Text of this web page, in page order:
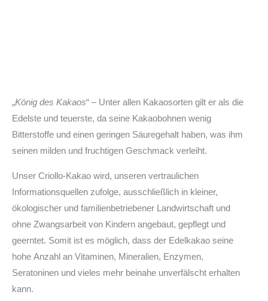
„König des Kakaos“ – Unter allen Kakaosorten gilt er als die
Edelste und teuerste, da seine Kakaobohnen wenig
Bitterstoffe und einen geringen Säuregehalt haben, was ihm
seinen milden und fruchtigen Geschmack verleiht.
Unser Criollo-Kakao wird, unseren vertraulichen
Informationsquellen zufolge, ausschließlich in kleiner,
ökologischer und familienbetriebener Landwirtschaft und
ohne Zwangsarbeit von Kindern angebaut, gepflegt und
geerntet. Somit ist es möglich, dass der Edelkakao seine
hohe Anzahl an Vitaminen, Mineralien, Enzymen,
Seratoninen und vieles mehr beinahe unverfälscht erhalten
kann.